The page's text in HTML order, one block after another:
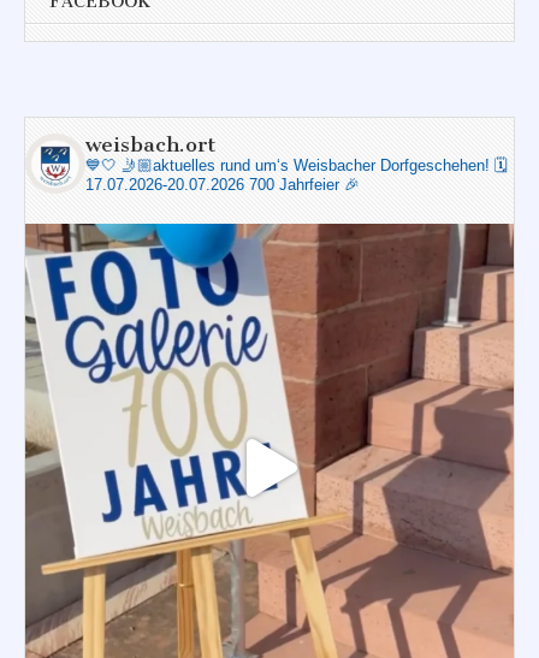
weisbach.ort
💙🤍 🤳🏼aktuelles rund um‘s Weisbacher Dorfgeschehen! 🗓️
17.07.2026-20.07.2026 700 Jahrfeier 🎉